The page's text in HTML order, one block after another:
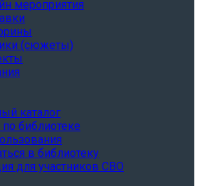
мероприятия
(сюжеты)
каталог
библиотеке
в библиотеку
для участников СВО